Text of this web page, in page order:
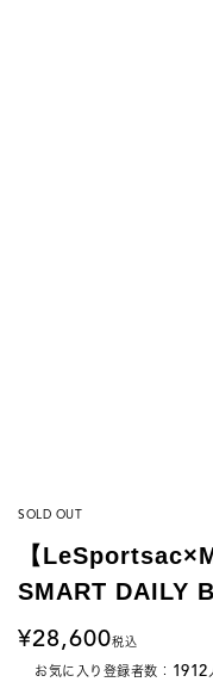
SOLD OUT
【
SMART DAILY
28,600税込
お気に入り登録者数： 1912